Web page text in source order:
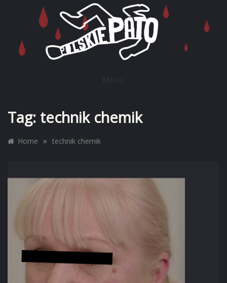
Tag: technik chemik
Home » technik chemik